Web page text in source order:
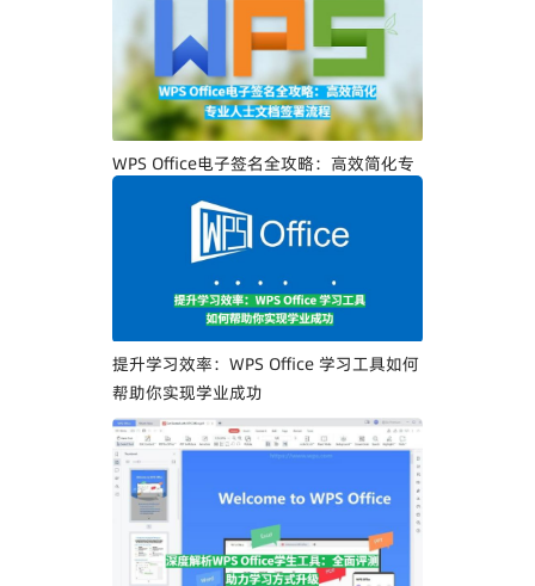
WPS Office电子签名全攻略：高效简化专
提升学习效率：WPS Office 学习工具如何
帮助你实现学业成功